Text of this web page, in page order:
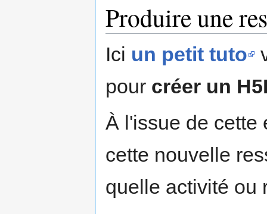
Produire une
Ici un petit tuto
pour créer un
À l'issue de cette
cette nouvelle
quelle activité ou